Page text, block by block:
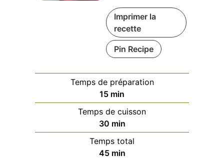
Imprimer la
recette
Pin Recipe
Temps de préparation
15minutes
min
Temps de cuisson
30minutes
min
Temps total
45minutes
min